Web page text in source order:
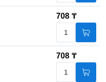
708 ₸
708 ₸